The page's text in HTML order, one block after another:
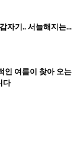
자기.. 서늘해지는...
인 여름이 찾아 오는
다